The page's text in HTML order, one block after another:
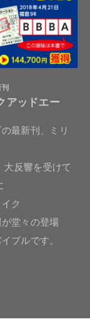
アッドエー
最新刊、ミリ
大反響を受けて
ク
堂々の登場
ブルです。